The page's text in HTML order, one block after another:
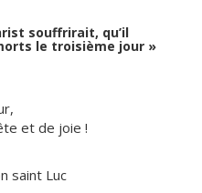
souffrirait, qu’il
le troisième jour »
et de joie !
saint Luc